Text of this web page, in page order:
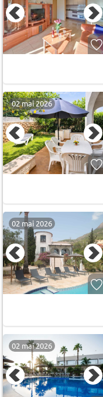
02 mai 2026
02 mai 2026
02 mai 2026